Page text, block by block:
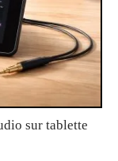
sur tablette